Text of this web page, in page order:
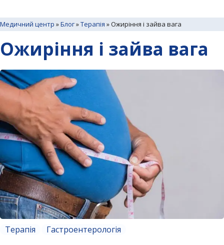
Медичний центр »Блог»Терапія »Ожиріння і зайва вага
Ожиріння і зайва вага
Терапія Гастроентерологія